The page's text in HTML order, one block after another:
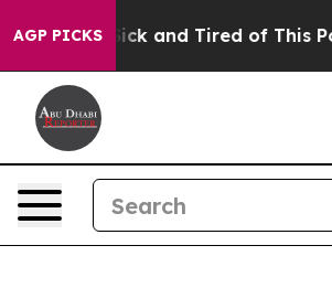
AGP PICKS
Sick and Tired of This Politics of